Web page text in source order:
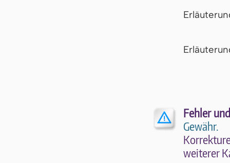
Fehler
Gewähr.
wei­te­rer